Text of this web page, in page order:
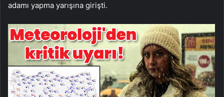
adamı yapma yarışına girişti.